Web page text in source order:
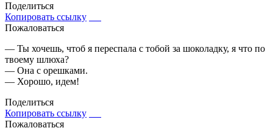
Поделиться
Копировать ссылку
Пожаловаться
— Ты хочешь, чтоб я переспала с тобой за шоколадку, я что по
твоему шлюха?
— Она с орешками.
— Хорошо, идем!
Поделиться
Копировать ссылку
Пожаловаться